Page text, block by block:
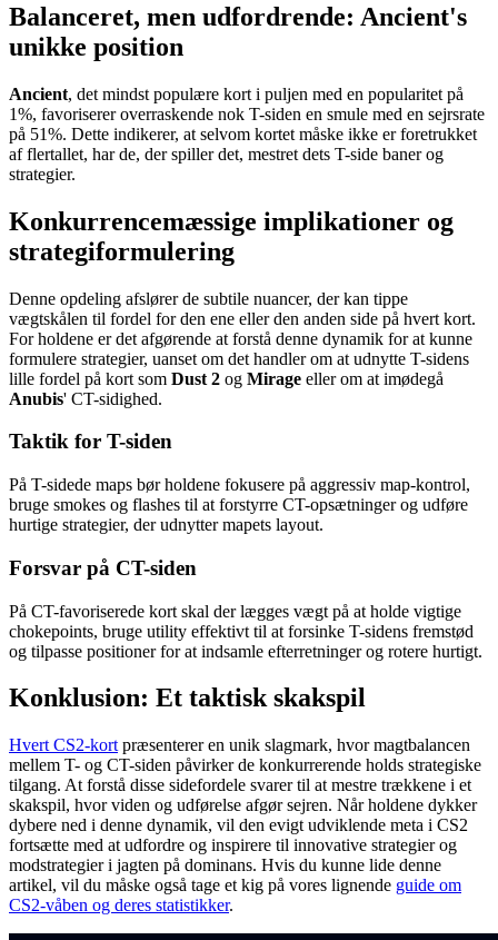
Balanceret, men udfordrende: Ancient's
unikke position
Ancient, det mindst populære kort i puljen med en popularitet på
1%, favoriserer overraskende nok T-siden en smule med en sejrsrate
på 51%. Dette indikerer, at selvom kortet måske ikke er foretrukket
af flertallet, har de, der spiller det, mestret dets T-side baner og
strategier.
Konkurrencemæssige implikationer og
strategiformulering
Denne opdeling afslører de subtile nuancer, der kan tippe
vægtskålen til fordel for den ene eller den anden side på hvert kort.
For holdene er det afgørende at forstå denne dynamik for at kunne
formulere strategier, uanset om det handler om at udnytte T-sidens
lille fordel på kort som Dust 2 og Mirage eller om at imødegå
Anubis' CT-sidighed.
Taktik for T-siden
På T-sidede maps bør holdene fokusere på aggressiv map-kontrol,
bruge smokes og flashes til at forstyrre CT-opsætninger og udføre
hurtige strategier, der udnytter mapets layout.
Forsvar på CT-siden
På CT-favoriserede kort skal der lægges vægt på at holde vigtige
chokepoints, bruge utility effektivt til at forsinke T-sidens fremstød
og tilpasse positioner for at indsamle efterretninger og rotere hurtigt.
Konklusion: Et taktisk skakspil
Hvert CS2-kort præsenterer en unik slagmark, hvor magtbalancen
mellem T- og CT-siden påvirker de konkurrerende holds strategiske
tilgang. At forstå disse sidefordele svarer til at mestre trækkene i et
skakspil, hvor viden og udførelse afgør sejren. Når holdene dykker
dybere ned i denne dynamik, vil den evigt udviklende meta i CS2
fortsætte med at udfordre og inspirere til innovative strategier og
modstrategier i jagten på dominans. Hvis du kunne lide denne
artikel, vil du måske også tage et kig på vores lignende guide om
CS2-våben og deres statistikker.